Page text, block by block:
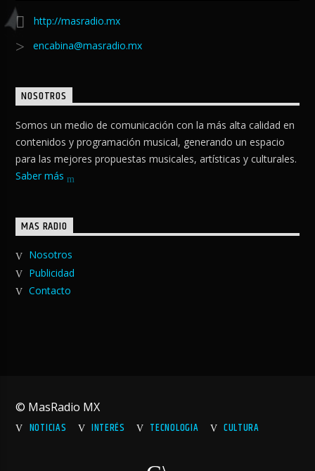
http://masradio.mx
encabina@masradio.mx
NOSOTROS
Somos un medio de comunicación con la más alta calidad en
contenidos y programación musical, generando un espacio
para las mejores propuestas musicales, artísticas y culturales.
Saber más
MAS RADIO
Nosotros
Publicidad
Contacto
© MasRadio MX
NOTICIAS
INTERÉS TECNOLOGIA CULTURA